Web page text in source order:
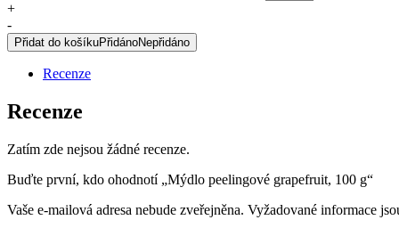
+
-
Přidat do košíkuPřidánoNepřidáno
Recenze
Recenze
Zatím zde nejsou žádné recenze.
Buďte první, kdo ohodnotí „Mýdlo peelingové grapefruit, 100 g“
Vaše e-mailová adresa nebude zveřejněna. Vyžadované informace